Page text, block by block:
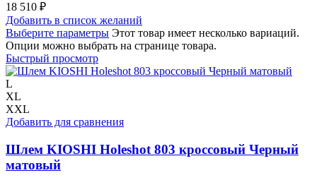
18 510 ₽
Добавить в список желаний
Выберите параметры Этот товар имеет несколько вариаций.
Опции можно выбрать на странице товара.
Быстрый просмотр
L
XL
XXL
Добавить для сравнения
Шлем KIOSHI Holeshot 803 кроссовый Черный
матовый